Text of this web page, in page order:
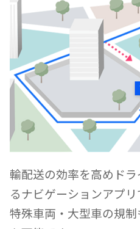
輸配送の効率を高めド
るナビゲーションアプリ
特殊車両・大型車の規